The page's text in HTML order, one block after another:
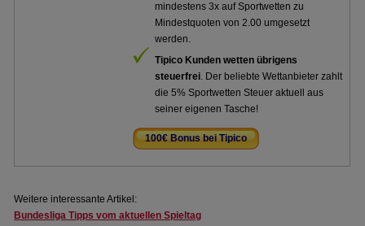
mindestens 3x auf Sportwetten zu
Mindestquoten von 2.00 umgesetzt
werden.
Tipico Kunden wetten übrigens
steuerfrei. Der beliebte Wettanbieter zahlt
die 5% Sportwetten Steuer aktuell aus
seiner eigenen Tasche!
100€ Bonus bei Tipico
Weitere interessante Artikel:
Bundesliga Tipps vom aktuellen Spieltag